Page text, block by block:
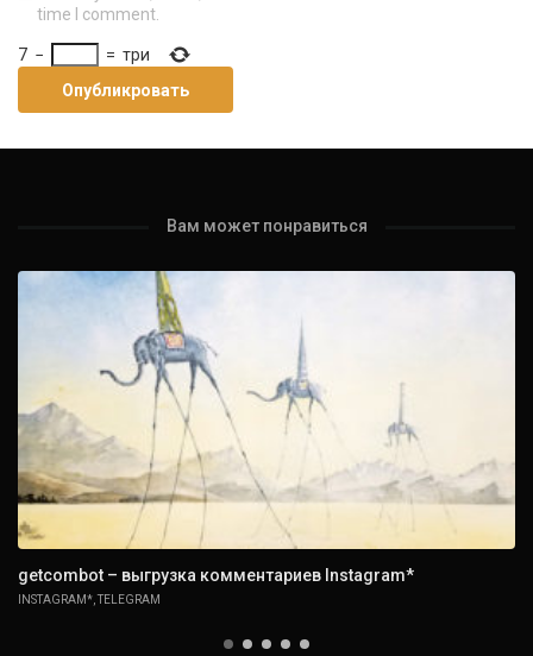
time I comment.
7 − = три
Вам может понравиться
getcombot – выгрузка комментариев Instagram*
INSTAGRAM* ,TELEGRAM